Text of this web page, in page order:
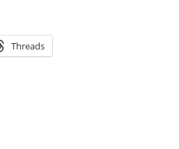
Threads